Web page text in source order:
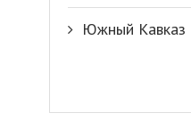
Южный Кавказ